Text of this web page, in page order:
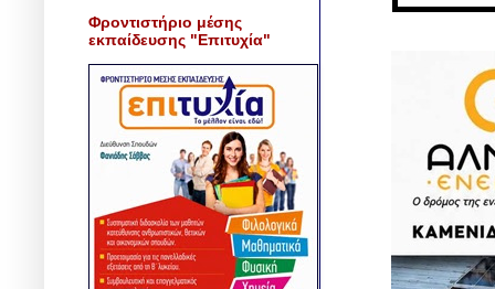
Φροντιστήριο μέσης
εκπαίδευσης "Επιτυχία"